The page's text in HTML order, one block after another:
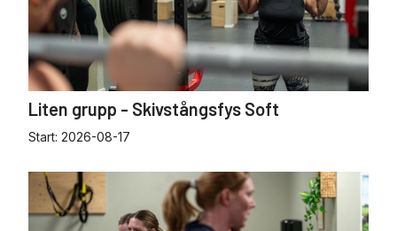
Liten grupp - Skivstångsfys Soft
Start: 2026-08-17